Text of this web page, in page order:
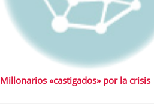
Millonarios «castigados» por la crisis